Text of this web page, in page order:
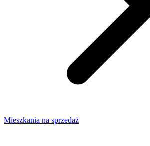
Mieszkania na sprzedaż